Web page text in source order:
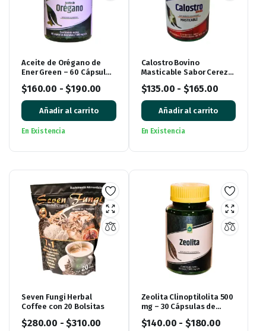
Aceite de Orégano de
Ener Green – 60 Cápsulas
$160.00 - $190.00
Añadir al carrito
En Existencia
Calostro Bovino
Masticable Sabor Cereza
$135.00 - $165.00
Añadir al carrito
En Existencia
Seven Fungi Herbal
Coffee con 20 Bolsitas
$280.00 -$310.00
Zeolita Clinoptilolita 500
mg – 30 Cápsulas de
$140.00 - $180.00